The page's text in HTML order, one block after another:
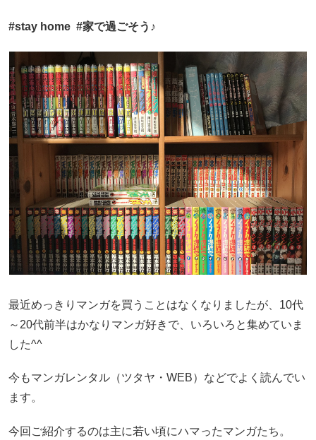
#stay home #家で過ごそう♪
最近めっきりマンガを買うことはなくなりましたが、10代
～20代前半はかなりマンガ好きで、いろいろと集めていま
した^^
今もマンガレンタル（ツタヤ・WEB）などでよく読んでい
ます。
今回ご紹介するのは主に若い頃にハマったマンガたち。